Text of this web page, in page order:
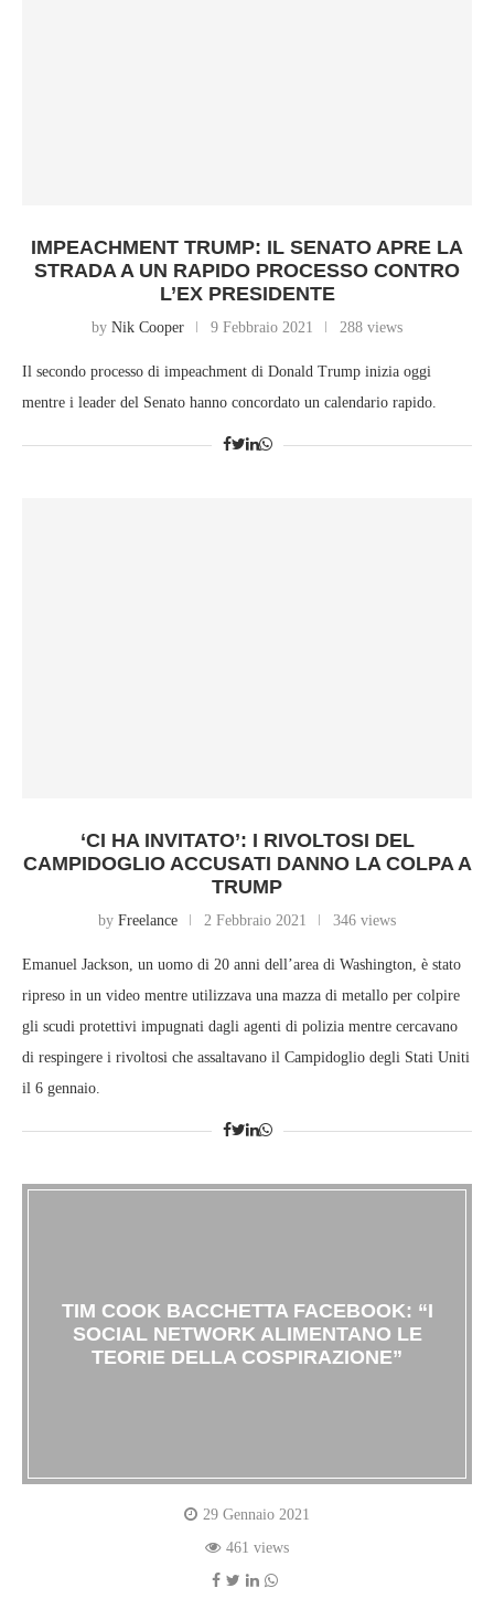
IMPEACHMENT TRUMP: IL SENATO APRE LA
STRADA A UN RAPIDO PROCESSO CONTRO
L’EX PRESIDENTE
by Nik Cooper 9 Febbraio 2021 288 views
Il secondo processo di impeachment di Donald Trump inizia oggi
mentre i leader del Senato hanno concordato un calendario rapido.
‘CI HA INVITATO’: I RIVOLTOSI DEL
CAMPIDOGLIO ACCUSATI DANNO LA COLPA A
TRUMP
by Freelance 2 Febbraio 2021 346 views
Emanuel Jackson, un uomo di 20 anni dell’area di Washington, è stato
ripreso in un video mentre utilizzava una mazza di metallo per colpire
gli scudi protettivi impugnati dagli agenti di polizia mentre cercavano
di respingere i rivoltosi che assaltavano il Campidoglio degli Stati Uniti
il ​​6 gennaio.
TIM COOK BACCHETTA FACEBOOK: “I
SOCIAL NETWORK ALIMENTANO LE
TEORIE DELLA COSPIRAZIONE”
29 Gennaio 2021
461 views